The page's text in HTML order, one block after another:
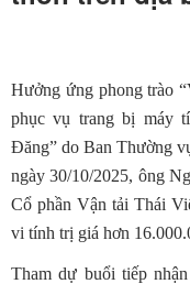
Hưởng ứng phong trào
phục vụ trang bị máy
Đăng” do Ban Thường
ngày 30/10/2025, ông
Cổ phần Vận tải Thái
vi tính trị giá hơn
Tham dự buổi tiếp